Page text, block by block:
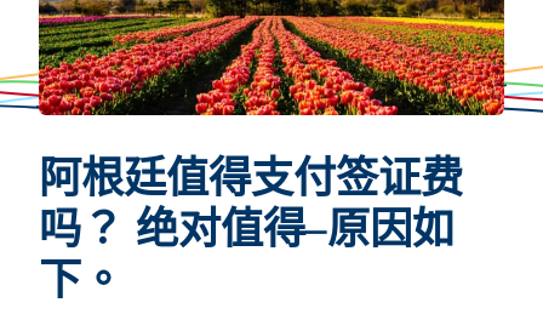
阿根廷值得支付签证费
吗？ 绝对值得–原因如
下。